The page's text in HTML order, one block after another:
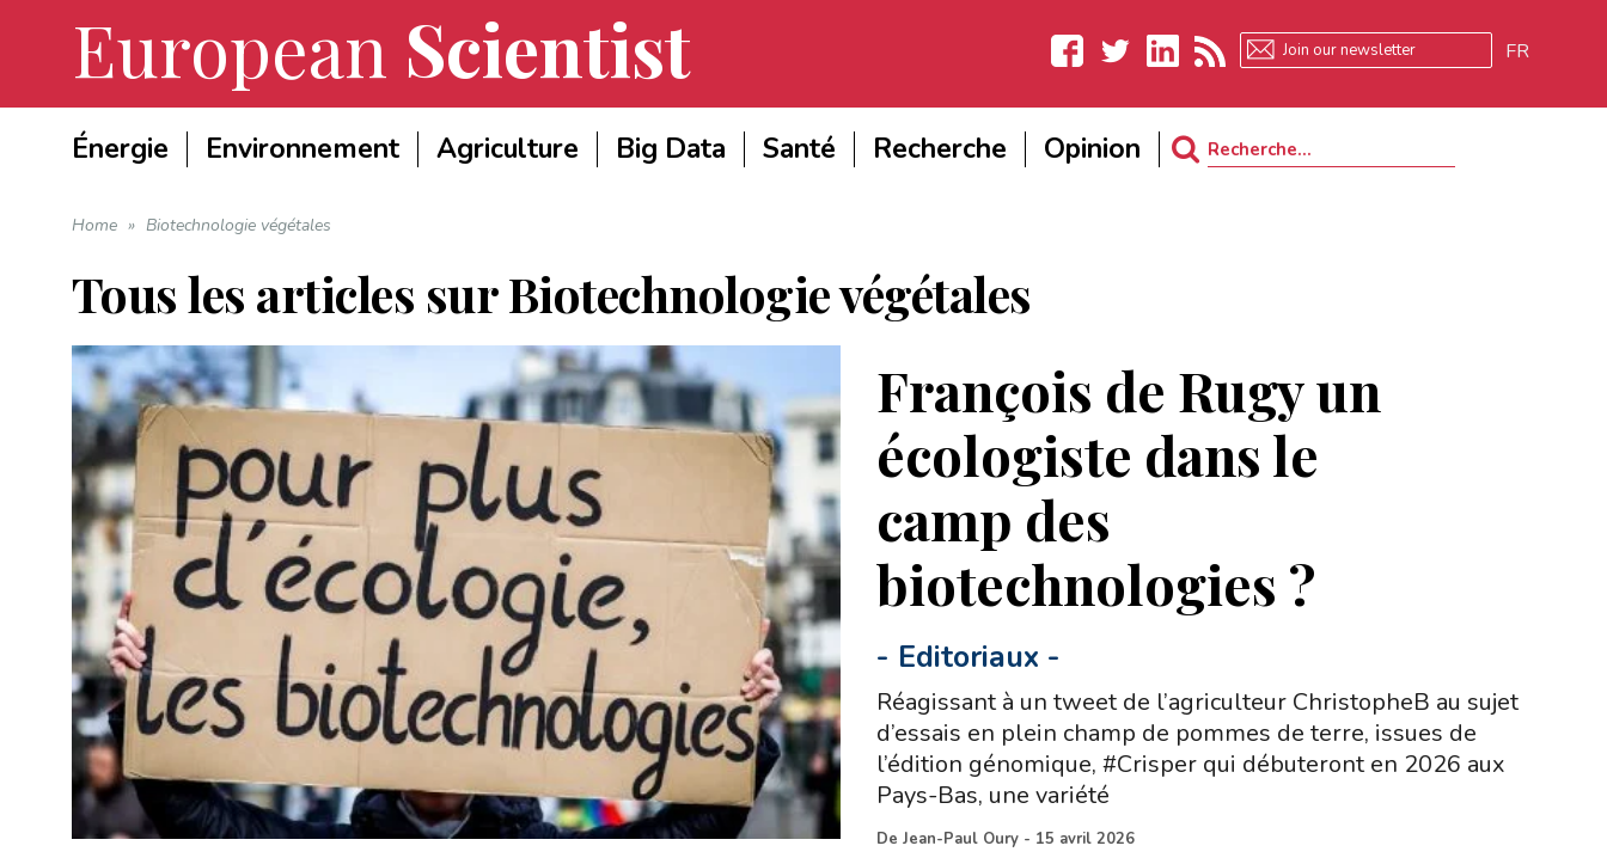
European Scientist
LinkedIn
FR
Énergie Environnement Agriculture Big Data Santé Recherche Opinion
Search
Home » Biotechnologie végétales
Tous les articles surBiotechnologie végétales
François de Rugy un
écologiste dans le
camp des
biotechnologies ?
- Editoriaux -
Réagissant à un tweet de l’agriculteur ChristopheB au sujet
d’essais en plein champ de pommes de terre, issues de
l’édition génomique, #Crisper qui débuteront en 2026 aux
Pays-Bas, une variété
DeJean-Paul Oury - 15 avril 2026